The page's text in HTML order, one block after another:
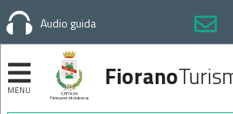
Audio guida
MENU Fiorano